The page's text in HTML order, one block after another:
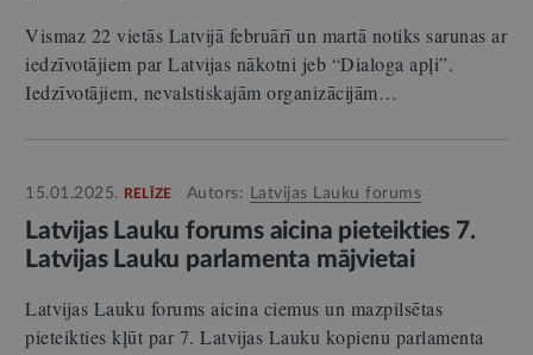
Vismaz 22 vietās Latvijā februārī un martā notiks sarunas ar
iedzīvotājiem par Latvijas nākotni jeb “Dialoga apļi”.
Iedzīvotājiem, nevalstiskajām organizācijām…
15.01.2025. RELĪZE Autors: Latvijas Lauku forums
Latvijas Lauku forums aicina pieteikties 7.
Latvijas Lauku parlamenta mājvietai
Latvijas Lauku forums aicina ciemus un mazpilsētas
pieteikties kļūt par 7. Latvijas Lauku kopienu parlamenta